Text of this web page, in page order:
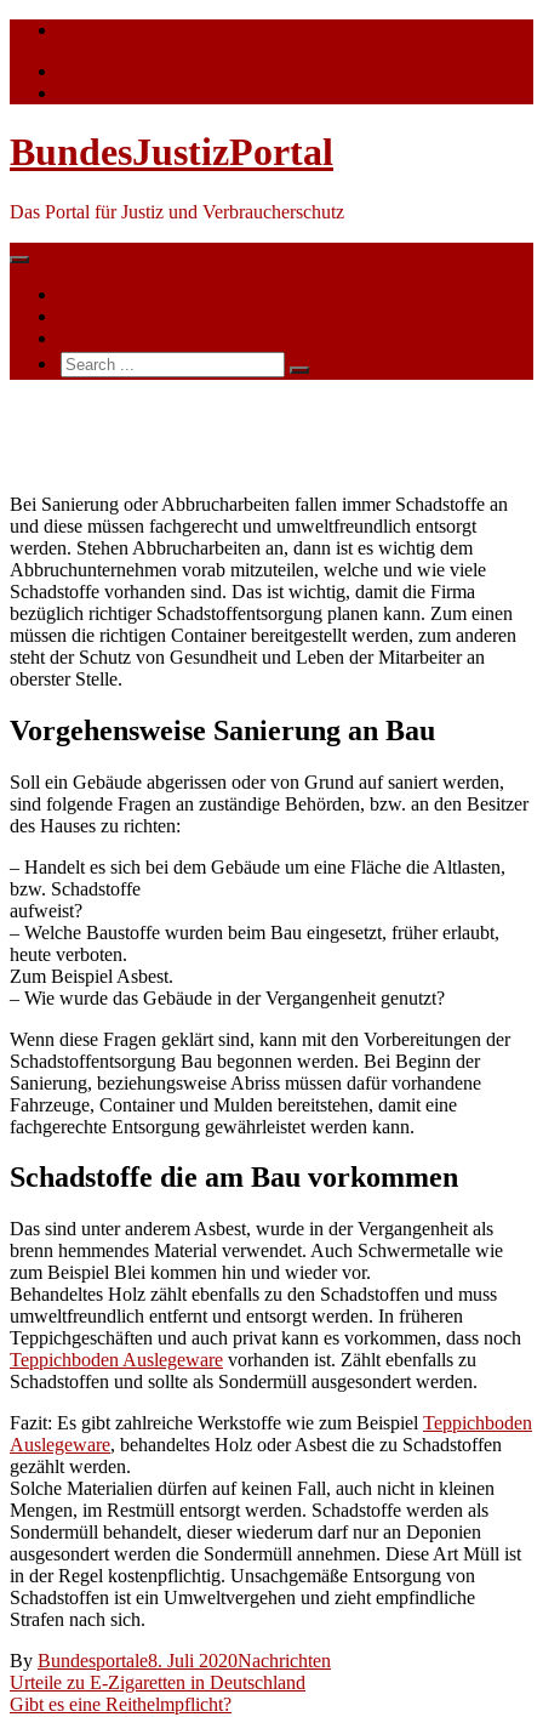
Skip
content
BundesJustizPortal
Das Portal für Justiz und Verbraucherschutz
Search
for:
Bei Sanierung oder Abbrucharbeiten fallen immer Schadstoffe an
und diese müssen fachgerecht und umweltfreundlich entsorgt
werden. Stehen Abbrucharbeiten an, dann ist es wichtig dem
Abbruchunternehmen vorab mitzuteilen, welche und wie viele
Schadstoffe vorhanden sind. Das ist wichtig, damit die Firma
bezüglich richtiger Schadstoffentsorgung planen kann. Zum einen
müssen die richtigen Container bereitgestellt werden, zum anderen
steht der Schutz von Gesundheit und Leben der Mitarbeiter an
oberster Stelle.
Vorgehensweise Sanierung an Bau
Soll ein Gebäude abgerissen oder von Grund auf saniert werden,
sind folgende Fragen an zuständige Behörden, bzw. an den Besitzer
des Hauses zu richten:
– Handelt es sich bei dem Gebäude um eine Fläche die Altlasten,
bzw. Schadstoffe
aufweist?
– Welche Baustoffe wurden beim Bau eingesetzt, früher erlaubt,
heute verboten.
Zum Beispiel Asbest.
– Wie wurde das Gebäude in der Vergangenheit genutzt?
Wenn diese Fragen geklärt sind, kann mit den Vorbereitungen der
Schadstoffentsorgung Bau begonnen werden. Bei Beginn der
Sanierung, beziehungsweise Abriss müssen dafür vorhandene
Fahrzeuge, Container und Mulden bereitstehen, damit eine
fachgerechte Entsorgung gewährleistet werden kann.
Schadstoffe die am Bau vorkommen
Das sind unter anderem Asbest, wurde in der Vergangenheit als
brenn hemmendes Material verwendet. Auch Schwermetalle wie
zum Beispiel Blei kommen hin und wieder vor.
Behandeltes Holz zählt ebenfalls zu den Schadstoffen und muss
umweltfreundlich entfernt und entsorgt werden. In früheren
Teppichgeschäften und auch privat kann es vorkommen, dass noch
Teppichboden Auslegeware vorhanden ist. Zählt ebenfalls zu
Schadstoffen und sollte als Sondermüll ausgesondert werden.
Fazit: Es gibt zahlreiche Werkstoffe wie zum Beispiel Teppichboden
Auslegeware, behandeltes Holz oder Asbest die zu Schadstoffen
gezählt werden.
Solche Materialien dürfen auf keinen Fall, auch nicht in kleinen
Mengen, im Restmüll entsorgt werden. Schadstoffe werden als
Sondermüll behandelt, dieser wiederum darf nur an Deponien
ausgesondert werden die Sondermüll annehmen. Diese Art Müll ist
in der Regel kostenpflichtig. Unsachgemäße Entsorgung von
Schadstoffen ist ein Umweltvergehen und zieht empfindliche
Strafen nach sich.
By Bundesportale8. Juli 2020Nachrichten
Beitragsnavigation
Urteile zu E-Zigaretten in Deutschland
Gibt es eine Reithelmpflicht?